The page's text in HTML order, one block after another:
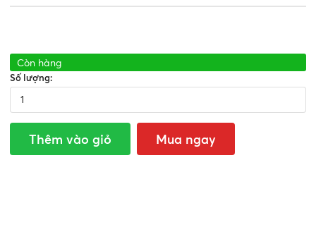
Còn hàng
Số lượng:
Thêm vào giỏ Mua ngay